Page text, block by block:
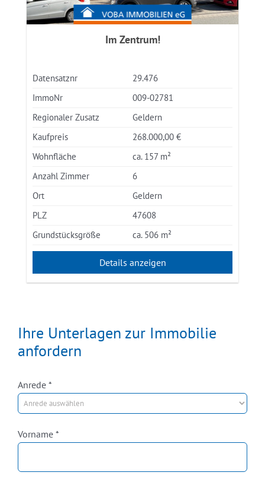
Im Zentrum!
Datensatznr
29.476
ImmoNr
009-02781
Regionaler Zusatz
Geldern
Kaufpreis
268.000,00 €
Wohnfläche
ca. 157 m²
Anzahl Zimmer
6
Ort
Geldern
PLZ
47608
Grundstücksgröße
ca. 506 m²
Details anzeigen
Ihre Unterlagen zur Immobilie
anfordern
Anrede Pflichtfeld
*
Vorname Pflichtfeld
*